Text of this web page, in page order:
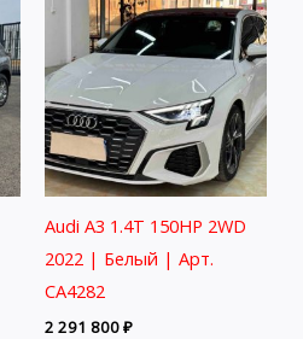
Audi A3 1.4T 150HP 2WD
2022 | Белый | Арт.
CA4282
2 291 800₽